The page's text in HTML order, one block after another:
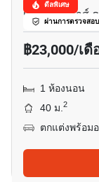
ดีลพิเศษ
ผ่านการตรวจสอ
เมมโมรี่ เฮาส์
฿23,000/เดื
1 ห้องนอน
40 ม.2
ตกแต่งพร้อม